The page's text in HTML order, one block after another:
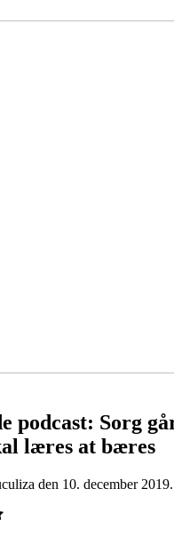
podcast: Sorg
læres at bæres
den 10. december 2019.